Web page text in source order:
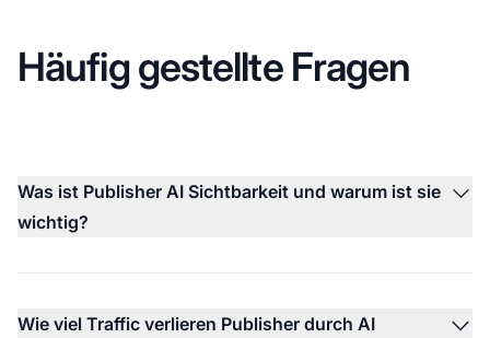
Häufig gestellte Fragen
Was ist Publisher AI Sichtbarkeit und warum ist sie
wichtig?
Wie viel Traffic verlieren Publisher durch AI